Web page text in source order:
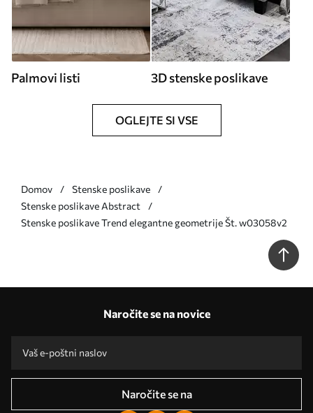
Palmovi listi 3D stenske poslikave
OGLEJTE SI VSE
Domov
Stenske poslikave
Stenske poslikave Abstract
Stenske poslikave Trend elegantne geometrije Št. w03058v2
Naročite se na novice
Naročite se na